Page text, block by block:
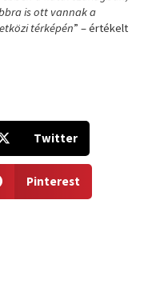
is ott vannak a
térképén” – értékelt
h
a
Twitter
Pinterest